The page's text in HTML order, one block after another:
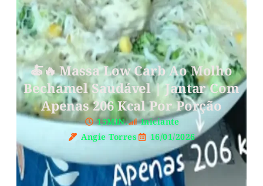
🍝🔥 Massa Low Carb Ao Molho
Bechamel Saudável | Jantar Com
Apenas 206 Kcal Por Porção
15MIN.
Iniciante
Angie Torres
16/01/2026